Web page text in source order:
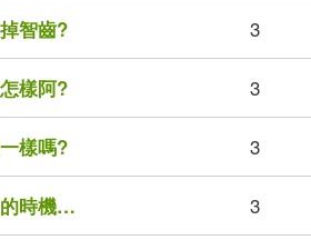
智齒? 3
樣阿? 3
樣嗎? 3
時機… 3